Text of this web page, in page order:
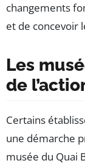
changements
et de concevoir
Les
de
Certains
une démarche
musée du Quai